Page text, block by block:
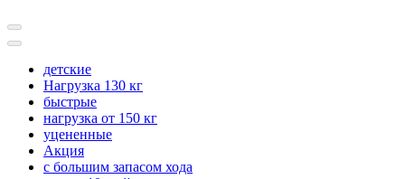
детские
Нагрузка 130 кг
быстрые
нагрузка от 150 кг
уцененные
Акция
с большим запасом хода